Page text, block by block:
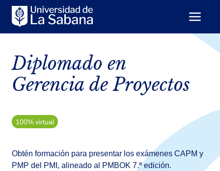
Diplomado en
Gerencia de Proyectos
100% virtual
Obtén formación para presentar los exámenes CAPM y
PMP del PMI, alineado al PMBOK 7.ª edición.